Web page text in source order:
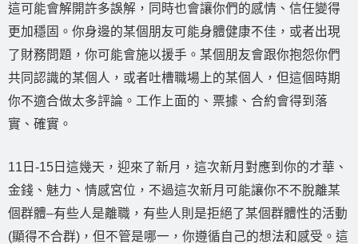
這可能會解開許多誤解，同時也會讓你們的感情、信任變得
更加穩固。你身邊的某個朋友可能身體健康不佳，或者出現
了財務問題，你可能會施以援手。某個朋友會跟你抱怨你們
共同認識的某個人，或者吐槽職場上的某個人，但這個時期
你不適合做太多評論。工作上面的、票據、合約會得到落
實、確實。
11日-15日這幾天，迎來了新月，這次新月對應到你的才華、
金錢、魅力、情感宮位，不過這次新月可能讓你不不脫離某
個群體–有些人是離職，有些人則是拒絕了某個群體性的活動
(顯得不合群)，但不管是哪一，你遵循自己的想法和感受。這